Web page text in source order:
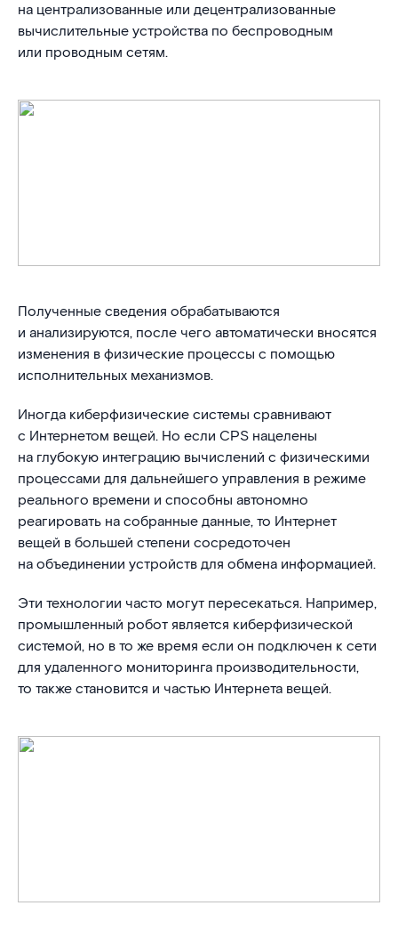
на централизованные или децентрализованные
вычислительные устройства по беспроводным
или проводным сетям.
Полученные сведения обрабатываются
и анализируются, после чего автоматически вносятся
изменения в физические процессы с помощью
исполнительных механизмов.
Иногда киберфизические системы сравнивают
с Интернетом вещей. Но если CPS нацелены
на глубокую интеграцию вычислений с физическими
процессами для дальнейшего управления в режиме
реального времени и способны автономно
реагировать на собранные данные, то Интернет
вещей в большей степени сосредоточен
на объединении устройств для обмена информацией.
Эти технологии часто могут пересекаться. Например,
промышленный робот является киберфизической
системой, но в то же время если он подключен к сети
для удаленного мониторинга производительности,
то также становится и частью Интернета вещей.